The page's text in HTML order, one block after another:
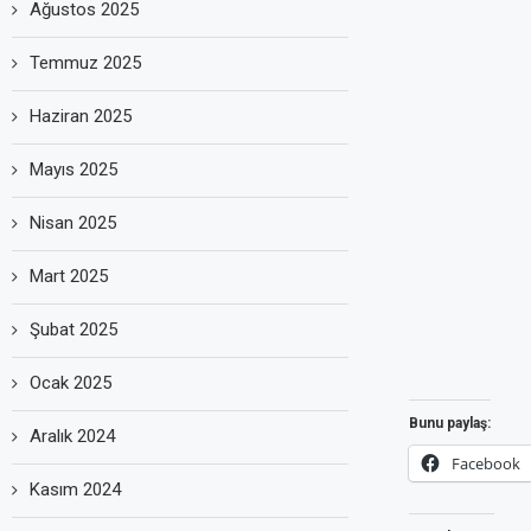
Bunu paylaş:
Facebook
Ağustos 2025
Temmuz 2025
Haziran 2025
Mayıs 2025
Nisan 2025
Mart 2025
Şubat 2025
Ocak 2025
Aralık 2024
Kasım 2024